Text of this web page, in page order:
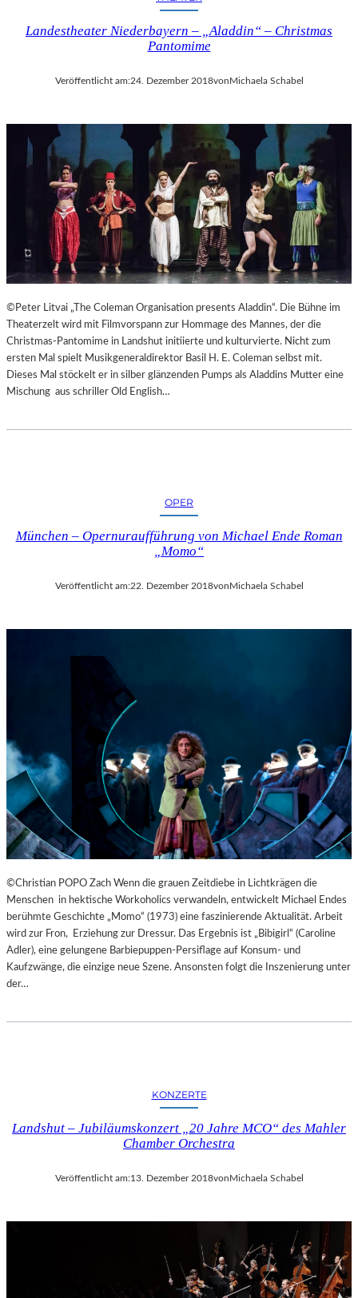
N
–
A
N
N
E
N
D
I
N
S
Z
N
I
E
R
T
R
N
G
G
E
R
O
S
T
R
F
E
S
T
S
E
Landestheater Niederbayern – „Aladdin“ – Christmas
Pantomime
Veröffentlicht am:24. Dezember 2018vonMichaela Schabel
©Peter Litvai „The Coleman Organisation presents Aladdin“. Die Bühne im
Theaterzelt wird mit Filmvorspann zur Hommage des Mannes, der die
Christmas-Pantomime in Landshut initiierte und kulturvierte. Nicht zum
ersten Mal spielt Musikgeneraldirektor Basil H. E. Coleman selbst mit.
Dieses Mal stöckelt er in silber glänzenden Pumps als Aladdins Mutter eine
Mischung aus schriller Old English…
OPER
München – Opernuraufführung von Michael Ende Roman
„Momo“
Veröffentlicht am:22. Dezember 2018vonMichaela Schabel
©Christian POPO Zach Wenn die grauen Zeitdiebe in Lichtkrägen die
Menschen in hektische Workoholics verwandeln, entwickelt Michael Endes
berühmte Geschichte „Momo“ (1973) eine faszinierende Aktualität. Arbeit
wird zur Fron, Erziehung zur Dressur. Das Ergebnis ist „Bibigirl“ (Caroline
Adler), eine gelungene Barbiepuppen-Persiflage auf Konsum- und
Kaufzwänge, die einzige neue Szene. Ansonsten folgt die Inszenierung unter
der…
KONZERTE
Landshut – Jubiläumskonzert „20 Jahre MCO“ des Mahler
Chamber Orchestra
Veröffentlicht am:13. Dezember 2018vonMichaela Schabel